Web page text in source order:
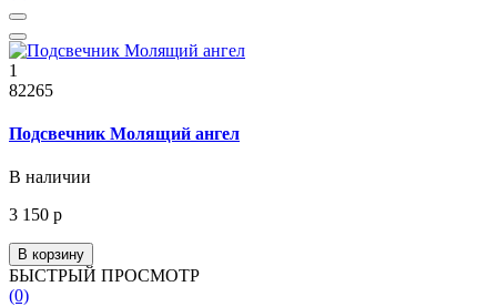
1
82265
Подсвечник Молящий ангел
В наличии
3 150 р
В корзину
БЫСТРЫЙ ПРОСМОТР
(0)